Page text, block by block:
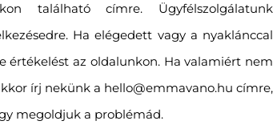
található címre. Ügyfélszolgálatunk
Ha elégedett vagy a nyaklánccal
értékelést az oldalunkon. Ha valamiért nem
írj nekünk a hello@emmavano.hu címre,
megoldjuk a problémád.